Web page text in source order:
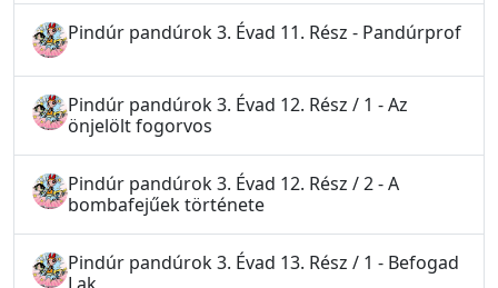
Pindúr pandúrok 3. Évad 11. Rész - Pandúrprof
Pindúr pandúrok 3. Évad 12. Rész / 1 - Az
önjelölt fogorvos
Pindúr pandúrok 3. Évad 12. Rész / 2 - A
bombafejűek története
Pindúr pandúrok 3. Évad 13. Rész / 1 - Befogad